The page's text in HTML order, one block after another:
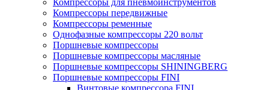
Компрессоры для пневмоинструментов
Компрессоры передвижные
Компрессоры ременные
Однофазные компрессоры 220 вольт
Поршневые компрессоры
Поршневые компрессоры масляные
Поршневые компрессоры SHININGBERG
Поршневые компрессоры FINI
Винтовые компрессора FINI